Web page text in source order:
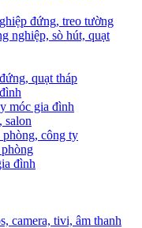
đứng, treo tường
nghiệp, sò hút, quạt
quạt tháp
móc gia đình
salon
công ty
đình
camera, tivi, âm thanh